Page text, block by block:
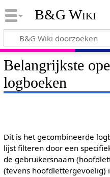
B&G Wiki
Belangrijkste
logboeken
Dit is het gecombineerde
lijst filteren door een
de gebruikersnaam
(tevens hoofdlettergevoelig)